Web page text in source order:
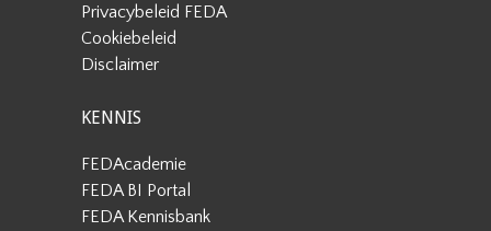
Privacybeleid FEDA
Cookiebeleid
Disclaimer
KENNIS
FEDAcademie
FEDA BI Portal
FEDA Kennisbank